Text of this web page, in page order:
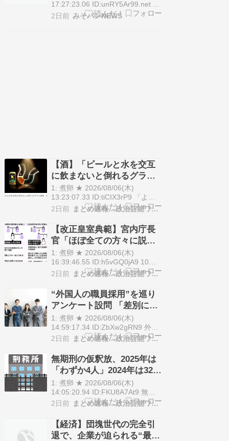
は2023年時点で500社を超…
でなかったから」
17:27:23.06 ID:unRY5Ar99.net 7
日発表予定の財務省人事が波紋を
2日前 みそパンNEWS
【酒】「ビールと水を交互
に飲まないと倒れるグラ
ス」発売 適正飲酒を施す
1: 煮卵 ★ 2026/08/06(木)
13:23:07.33 ID:tiCIX3rP9 「よな
よなエール」などのクラフトビー
グ（長野県軽井沢町）は8月4日、
ビールだけを飲むと倒れてし […]
The post 【酒】「ビールと水を交
互に飲まない…
2日前 まとめ速報…政治芸能ワンダーランド
【改正皇室典範】宮内庁長
官「ほぼ全ての方々に説
明」養親候補の宮家皇族方
に 男系男子の養子候補は
「把握せず」
1: 煮卵 ★ 2026/08/06(木)
16:39:46.55 ID:h5vGQ0jA9 10月
に施行される改正皇室典範をめぐ
となりうる宮家の皇族方に対し、
「昨日までにほぼ全ての方々に説
[…] The post 【改正皇室典範】宮
内庁長官「ほぼ…
2日前 まとめ速報…政治芸能ワンダーランド
“外国人の職員採用”を巡り
アンケート設問 「差別には
あたらない」として公表す
る方針を決定 三重県
1: 煮卵 ★ 2026/08/06(木)
14:59:17.34 ID:ZbXw2gRN9 外国
人の職員採用を巡り三重県が行っ
問機関から「差別に該当する」と
指摘されたのに対し、県は「差別
に […] The post “外国人の職員採
用”を巡りアンケ…
2日前 まとめ速報…政治芸能ワンダーランド
無期刑の仮釈放、2025年は
「わずか4人」2024年は32人
が獄中死…「終身刑化」の
傾向続く
1: 煮卵 ★ 2026/08/06(木)
14:05:20.94 ID:FKU8A7At9 無期
懲役刑（無期拘禁刑）の受刑者の
4人だったことが、法務省の最新
の統計でわかった。 2024 […] The
post 無期刑の仮釈放、2025年は
2日前 まとめ速報…政治芸能ワンダーランド
【経済】団塊世代の完全引
退で、企業が迫られる“最後